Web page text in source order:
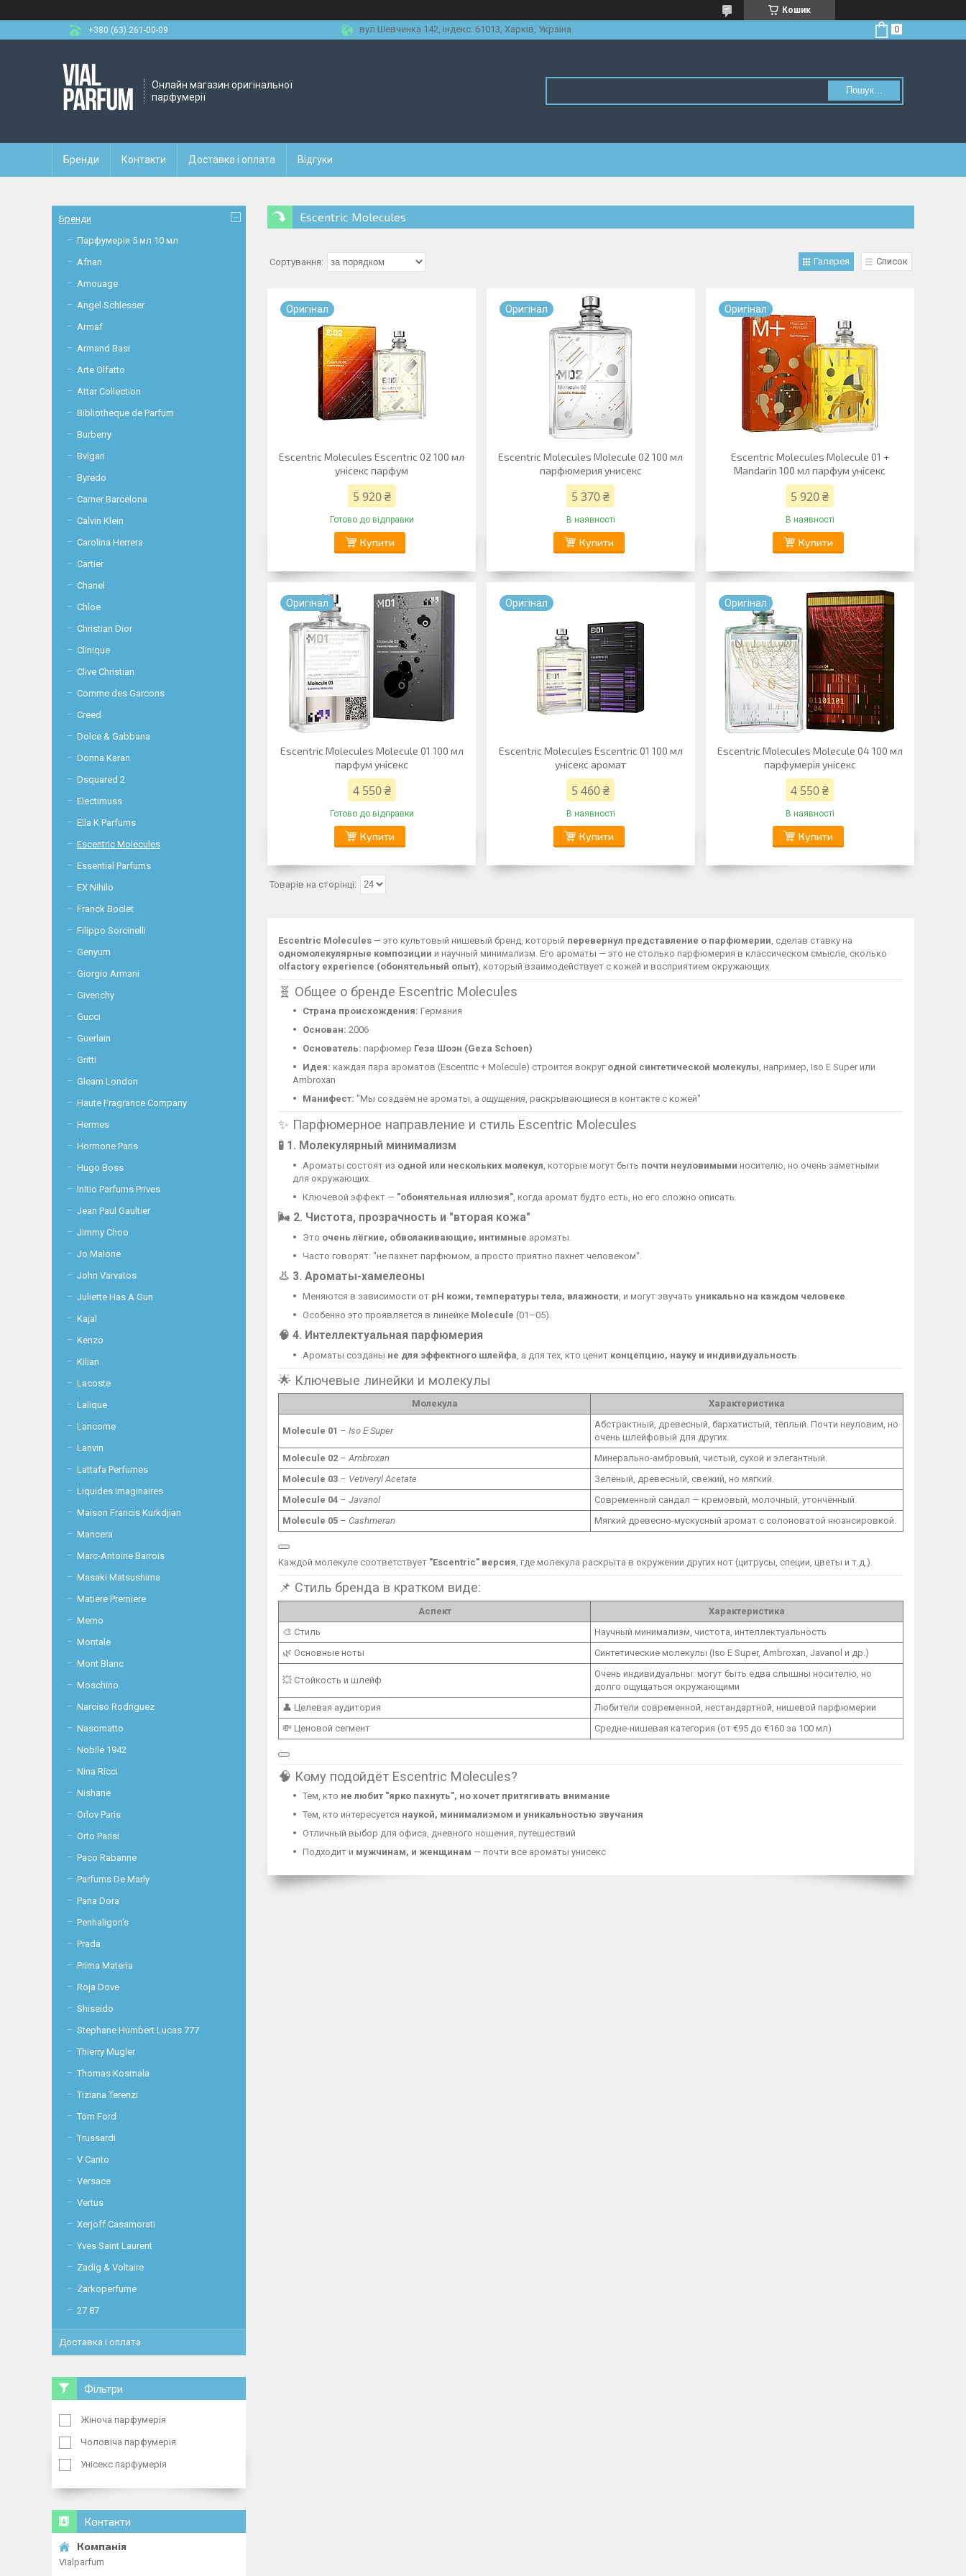
Кошик
+380 (63) 261-00-09
вул Шевченка 142, iндекс: 61013, Харків, Україна
Онлайн магазин оригінальної
парфумерії
Пошук...
Бренди Контакти Доставка і оплата Відгуки
Escentric Molecules
Галерея Список
Оригiнал
Escentric Molecules Escentric 02 100 мл
унісекс парфум
5 920 ₴
Готово до відправки
Купити
Оригiнал
Escentric Molecules Molecule 02 100 мл
парфюмерия унисекс
5 370 ₴
В наявності
Купити
Оригiнал
Escentric Molecules Molecule 01 +
Mandarin 100 мл парфум унісекс
5 920 ₴
В наявності
Купити
Оригiнал
Escentric Molecules Molecule 01 100 мл
парфум унісекс
4 550 ₴
Готово до відправки
Купити
Оригiнал
Escentric Molecules Escentric 01 100 мл
унісекс аромат
5 460 ₴
В наявності
Купити
Оригiнал
Escentric Molecules Molecule 04 100 мл
парфумерія унісекс
4 550 ₴
В наявності
Купити
Escentric Molecules — это культовый нишевый бренд, который перевернул представление о парфюмерии, сделав ставку на
одномолекулярные композиции и научный минимализм. Его ароматы — это не столько парфюмерия в классическом смысле, сколько
olfactory experience (обонятельный опыт), который взаимодействует с кожей и восприятием окружающих.
🧬 Общее о бренде Escentric Molecules
Страна происхождения: Германия
Основан: 2006
Основатель: парфюмер Геза Шоэн (Geza Schoen)
Идея: каждая пара ароматов (Escentric + Molecule) строится вокруг одной синтетической молекулы, например, Iso E Super или
Ambroxan
Манифест: "Мы создаём не ароматы, а ощущения, раскрывающиеся в контакте с кожей"
✨ Парфюмерное направление и стиль Escentric Molecules
🧪 1. Молекулярный минимализм
Ароматы состоят из одной или нескольких молекул , которые могут быть почти неуловимыми носителю, но очень заметными
для окружающих.
Ключевой эффект — "обонятельная иллюзия" , когда аромат будто есть, но его сложно описать.
🌬 2. Чистота, прозрачность и "вторая кожа"
Это очень лёгкие, обволакивающие, интимные ароматы.
Часто говорят: "не пахнет парфюмом, а просто приятно пахнет человеком".
👃 3. Ароматы-хамелеоны
Меняются в зависимости от pH кожи, температуры тела, влажности , и могут звучать уникально на каждом человеке
Особенно это проявляется в линейке Molecule (01–05).
🧠 4. Интеллектуальная парфюмерия
Ароматы созданы не для эффектного шлейфа , а для тех, кто ценит концепцию, науку и индивидуальность
🌟 Ключевые линейки и молекулы
Молекула Характеристика
Molecule 01 – Iso E Super
Абстрактный, древесный, бархатистый, тёплый. Почти неуловим, но
очень шлейфовый для других.
Molecule 02 –Ambroxan
Минерально-амбровый, чистый, сухой и элегантный.
Molecule 03 – Vetiveryl Acetate
Зелёный, древесный, свежий, но мягкий.
Molecule 04 – Javanol
Современный сандал — кремовый, молочный, утончённый.
Molecule 05 – Cashmeran Мягкий древесно-мускусный аромат с солоноватой нюансировкой.
Каждой молекуле соответствует "Escentric" версия, где молекула раскрыта в окружении других нот (цитрусы, специи, цветы и т.д.).
📌 Стиль бренда в кратком виде:
Аспект
Характеристика
🎨 Стиль
Научный минимализм, чистота, интеллектуальность
🌿 Основные ноты
Синтетические молекулы (Iso E Super, Ambroxan, Javanol и др.)
💥 Стойкость и шлейф
Очень индивидуальны: могут быть едва слышны носителю, но
долго ощущаться окружающими
👤 Целевая аудитория
Любители современной, нестандартной, нишевой парфюмерии
💸 Ценовой сегмент
Средне-нишевая категория (от €95 до €160 за 100 мл)
🧠 Кому подойдёт Escentric Molecules?
Тем, кто не любит "ярко пахнуть", но хочет притягивать внимание
Тем, кто интересуется наукой, минимализмом и уникальностью звучания
Отличный выбор для офиса, дневного ношения, путешествий
Подходит и мужчинам, и женщинам — почти все ароматы унисекс
Бренди
Парфумерія 5 мл 10 мл
Afnan
Amouage
Angel Schlesser
Armaf
Armand Basi
Arte Olfatto
Attar Collection
Bibliotheque de Parfum
Burberry
Bvlgari
Byredo
Carner Barcelona
Calvin Klein
Carolina Herrera
Cartier
Chanel
Chloe
Christian Dior
Clinique
Clive Christian
Comme des Garcons
Creed
Dolce & Gabbana
Donna Karan
Dsquared 2
Electimuss
Ella K Parfums
Escentric Molecules
Essential Parfums
EX Nihilo
Franck Boclet
Filippo Sorcinelli
Genyum
Giorgio Armani
Givenchy
Gucci
Guerlain
Gritti
Gleam London
Haute Fragrance Company
Hermes
Hormone Paris
Hugo Boss
Initio Parfums Prives
Jean Paul Gaultier
Jimmy Choo
Jo Malone
John Varvatos
Juliette Has A Gun
Kajal
Kenzo
Kilian
Lacoste
Lalique
Lancome
Lanvin
Lattafa Perfumes
Liquides Imaginaires
Maison Francis Kurkdjian
Mancera
Marc-Antoine Barrois
Masaki Matsushima
Matiere Premiere
Memo
Montale
Mont Blanc
Moschino
Narciso Rodriguez
Nasomatto
Nobile 1942
Nina Ricci
Nishane
Orlov Paris
Orto Parisi
Paco Rabanne
Parfums De Marly
Pana Dora
Penhaligon's
Prada
Prima Materia
Roja Dove
Shiseido
Stephane Humbert Lucas 777
Thierry Mugler
Thomas Kosmala
Tiziana Terenzi
Tom Ford
Trussardi
V Canto
Versace
Vertus
Xerjoff Casamorati
Yves Saint Laurent
Zadig & Voltaire
Zarkoperfume
27 87
Доставка і оплата
Фільтри
Жіноча парфумерія
Чоловіча парфумерія
Унісекс парфумерія
Контакти
Vialparfum